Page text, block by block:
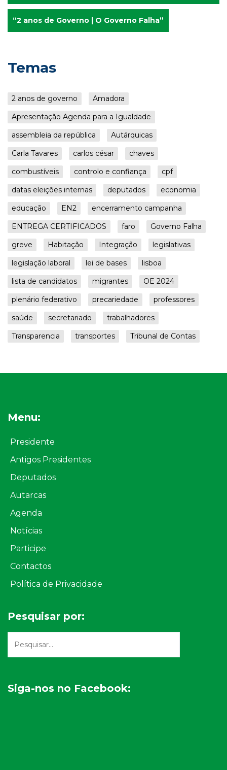
“2 anos de Governo | O Governo Falha”
Temas
2 anos de governo
Amadora
Apresentação Agenda para a Igualdade
assembleia da república
Autárquicas
Carla Tavares
carlos césar
chaves
combustíveis
controlo e confiança
cpf
datas eleições internas
deputados
economia
educação
EN2
encerramento campanha
ENTREGA CERTIFICADOS
faro
Governo Falha
greve
Habitação Integração
legislativas
legislação laboral
lei de bases
lisboa
lista de candidatos
migrantes
OE 2024
plenário federativo
precariedade
professores
saúde
secretariado
trabalhadores
Transparencia
transportes Tribunal de Contas
Menu:
Presidente
Antigos Presidentes
Deputados
Autarcas
Agenda
Notícias
Participe
Contactos
Política de Privacidade
Pesquisar por:
Siga-nos no Facebook: